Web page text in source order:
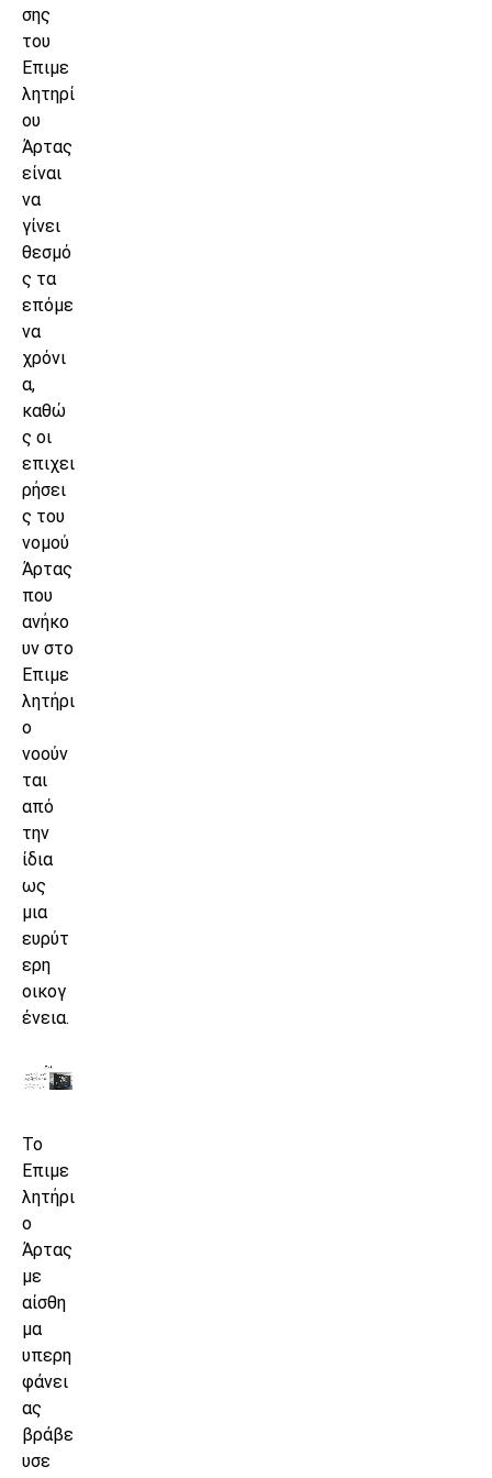
σης
του
Επιμε
λητηρί
ου
Άρτας
είναι
να
γίνει
θεσμό
ς τα
επόμε
να
χρόνι
α,
καθώ
ς οι
επιχει
ρήσει
ς του
νομού
Άρτας
που
ανήκο
υν στο
Επιμε
λητήρι
ο
νοούν
ται
από
την
ίδια
ως
μια
ευρύτ
ερη
οικογ
ένεια.
Το
Επιμε
λητήρι
ο
Άρτας
με
αίσθη
μα
υπερη
φάνει
ας
βράβε
υσε